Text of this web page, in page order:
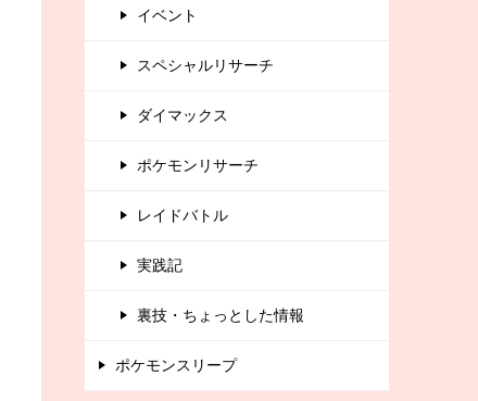
イベント
スペシャルリサーチ
ダイマックス
ポケモンリサーチ
レイドバトル
実践記
裏技・ちょっとした情報
ポケモンスリープ